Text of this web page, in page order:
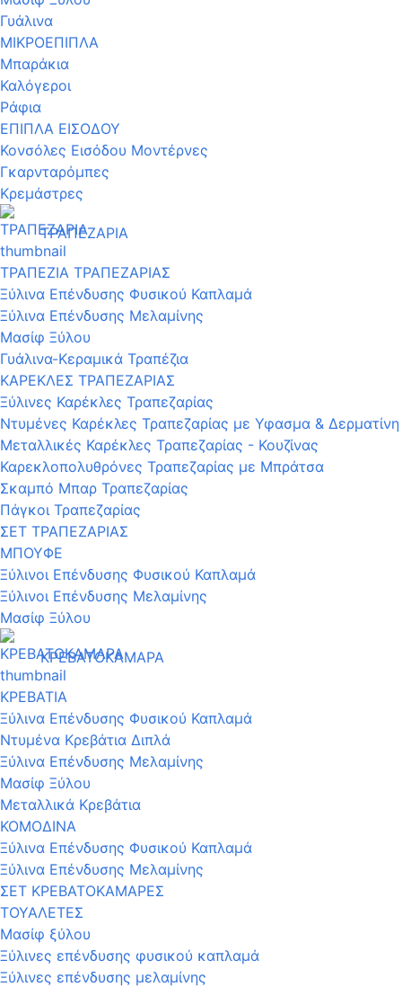
Γυάλινα
ΜΙΚΡΟΕΠΙΠΛΑ
Μπαράκια
Καλόγεροι
Ράφια
ΕΠΙΠΛΑ ΕΙΣΟΔΟΥ
Κονσόλες Εισόδου Μοντέρνες
Γκαρνταρόμπες
Κρεμάστρες
ΤΡΑΠΕΖΑΡΙΑ
ΤΡΑΠΕΖΙΑ ΤΡΑΠΕΖΑΡΙΑΣ
Ξύλινα Επένδυσης Φυσικού Καπλαμά
Ξύλινα Επένδυσης Μελαμίνης
Μασίφ Ξύλου
Γυάλινα-Κεραμικά Τραπέζια
ΚΑΡΕΚΛΕΣ ΤΡΑΠΕΖΑΡΙΑΣ
Ξύλινες Καρέκλες Τραπεζαρίας
Ντυμένες Καρέκλες Τραπεζαρίας με Υφασμα & Δερματίνη
Μεταλλικές Καρέκλες Τραπεζαρίας - Κουζίνας
Καρεκλοπολυθρόνες Τραπεζαρίας με Μπράτσα
Σκαμπό Μπαρ Τραπεζαρίας
Πάγκοι Τραπεζαρίας
ΣΕΤ ΤΡΑΠΕΖΑΡΙΑΣ
ΜΠΟΥΦΕ
Ξύλινοι Επένδυσης Φυσικού Καπλαμά
Ξύλινοι Επένδυσης Μελαμίνης
Μασίφ Ξύλου
ΚΡΕΒΑΤΟΚΑΜΑΡΑ
ΚΡΕΒΑΤΙΑ
Ξύλινα Επένδυσης Φυσικού Καπλαμά
Ντυμένα Κρεβάτια Διπλά
Ξύλινα Επένδυσης Μελαμίνης
Μασίφ Ξύλου
Μεταλλικά Κρεβάτια
ΚΟΜΟΔΙΝΑ
Ξύλινα Επένδυσης Φυσικού Καπλαμά
Ξύλινα Επένδυσης Μελαμίνης
ΣΕΤ ΚΡΕΒΑΤΟΚΑΜΑΡΕΣ
ΤΟΥΑΛΕΤΕΣ
Μασίφ ξύλου
Ξύλινες επένδυσης φυσικού καπλαμά
Ξύλινες επένδυσης μελαμίνης